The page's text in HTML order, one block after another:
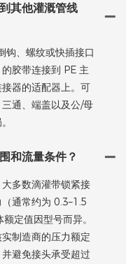
其他灌溉管线
钩、螺纹或快插接口
胶带连接到 PE 主
器的适配器上。可
通、端盖以及公/母
和流量条件？
多数滴灌带锁紧接
通常约为 0.3–1.5
定值因型号而异。
制造商的压力额定
避免接头承受超过